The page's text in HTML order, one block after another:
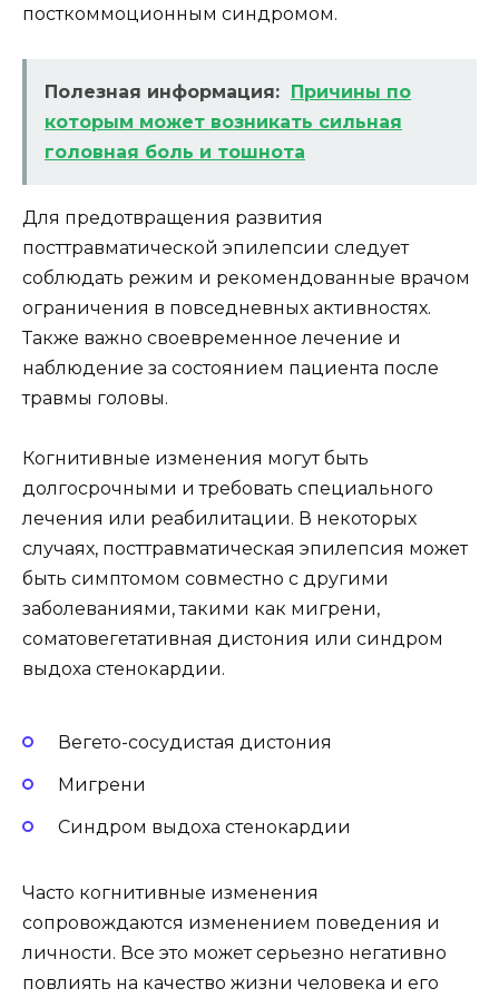
посткоммоционным синдромом.
Полезная информация: Причины по
которым может возникать сильная
головная боль и тошнота
Для предотвращения развития
посттравматической эпилепсии следует
соблюдать режим и рекомендованные врачом
ограничения в повседневных активностях.
Также важно своевременное лечение и
наблюдение за состоянием пациента после
травмы головы.
Когнитивные изменения могут быть
долгосрочными и требовать специального
лечения или реабилитации. В некоторых
случаях, посттравматическая эпилепсия может
быть симптомом совместно с другими
заболеваниями, такими как мигрени,
соматовегетативная дистония или синдром
выдоха стенокардии.
Вегето-сосудистая дистония
Мигрени
Синдром выдоха стенокардии
Часто когнитивные изменения
сопровождаются изменением поведения и
личности. Все это может серьезно негативно
повлиять на качество жизни человека и его